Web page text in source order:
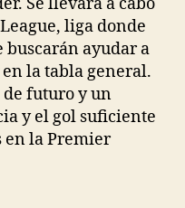
liga donde
ayudar a
la tabla general.
futuro y un
y el gol suficiente
en la Premier